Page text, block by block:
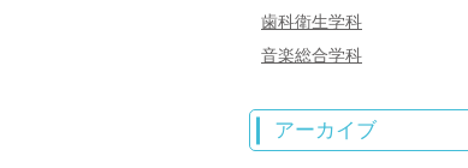
歯科衛生学科
音楽総合学科
アーカイブ